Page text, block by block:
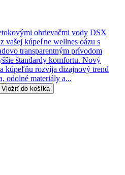
ohrievačmi vody DSX
vašej kúpeľne wellnes oázu s
transparentným prívodom
štandardy komfortu. Nový
kúpeľňu rozvíja dizajnový trend
odolné materiály a...
Vložiť do košíka